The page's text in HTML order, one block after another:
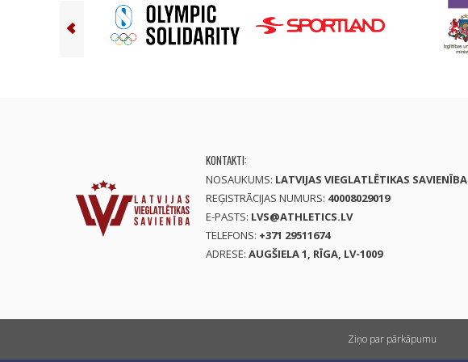
KONTAKTI:
NOSAUKUMS: LATVIJAS VIEGLATLĒTIKAS SAVIENĪBA
REĢISTRĀCIJAS NUMURS: 40008029019
E-PASTS: LVS@ATHLETICS.LV
TELEFONS: +371 29511674
ADRESE: AUGŠIELA 1, RĪGA, LV-1009
Ziņo par pārkāpumu